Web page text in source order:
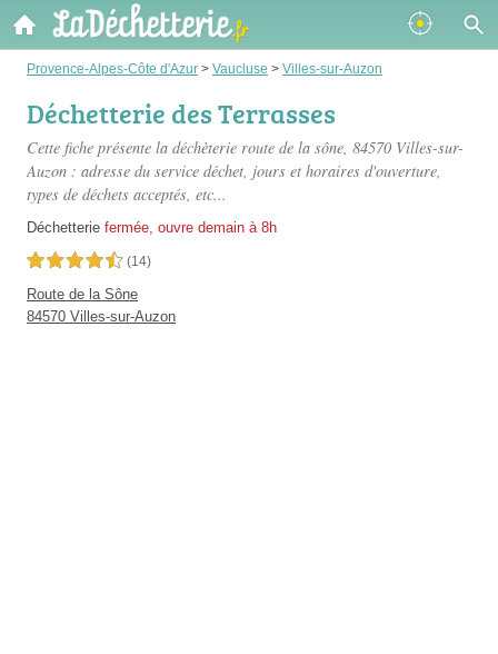
Provence-Alpes-Côte d'Azur > Vaucluse > Villes-sur-Auzon
Déchetterie des Terrasses
Cette fiche présente la déchèterie route de la sône, 84570 Villes-sur-
Auzon : adresse du service déchet, jours et horaires d'ouverture,
types de déchets acceptés, etc...
Déchetterie fermée, ouvre demain à 8h
4,5 étoiles sur 5 (14)
Route de la Sône
84570 Villes-sur-Auzon